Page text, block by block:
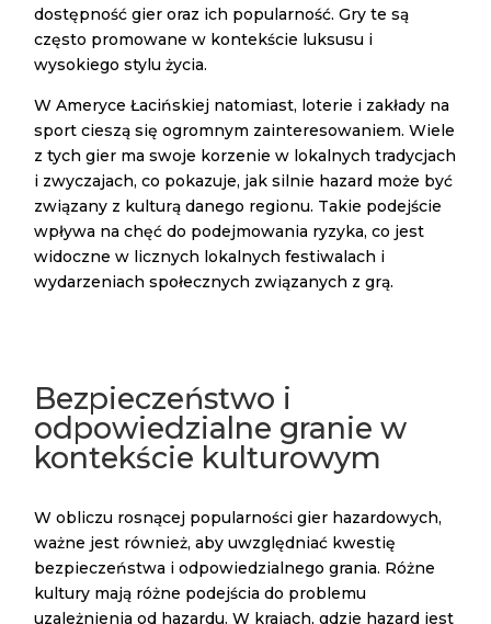
dostępność gier oraz ich popularność. Gry te są
często promowane w kontekście luksusu i
wysokiego stylu życia.
W Ameryce Łacińskiej natomiast, loterie i zakłady na
sport cieszą się ogromnym zainteresowaniem. Wiele
z tych gier ma swoje korzenie w lokalnych tradycjach
i zwyczajach, co pokazuje, jak silnie hazard może być
związany z kulturą danego regionu. Takie podejście
wpływa na chęć do podejmowania ryzyka, co jest
widoczne w licznych lokalnych festiwalach i
wydarzeniach społecznych związanych z grą.
Bezpieczeństwo i
odpowiedzialne granie w
kontekście kulturowym
W obliczu rosnącej popularności gier hazardowych,
ważne jest również, aby uwzględniać kwestię
bezpieczeństwa i odpowiedzialnego grania. Różne
kultury mają różne podejścia do problemu
uzależnienia od hazardu. W krajach, gdzie hazard jest